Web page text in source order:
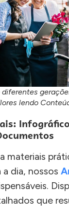
diferentes
lendo
materiais
dia, nossos
que